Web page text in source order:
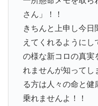
さん」！！
きちんと上申し今
えてくれるようにし
の様な新コロの真実
れませんが知ってし
る方は人々の命と健
乗れませんよ！！